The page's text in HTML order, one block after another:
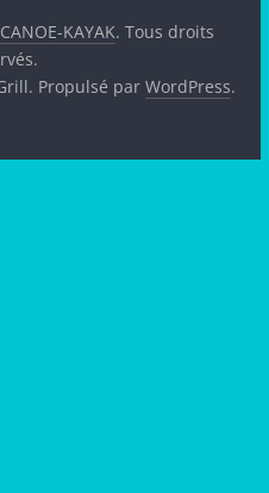
KAYAK. Tous droits
Propulsé parWordPress.